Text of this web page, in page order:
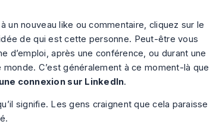
un nouveau like ou commentaire, cliquez sur le
de qui est cette personne. Peut-être vous
d’emploi, après une conférence, ou durant une
C’est généralement à ce moment-là que
connexion sur LinkedIn.
signifie. Les gens craignent que cela paraisse